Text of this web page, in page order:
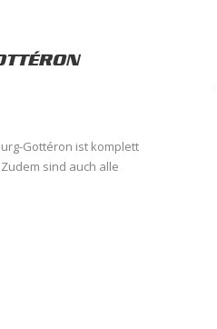
Gottéron ist komplett
sind auch alle